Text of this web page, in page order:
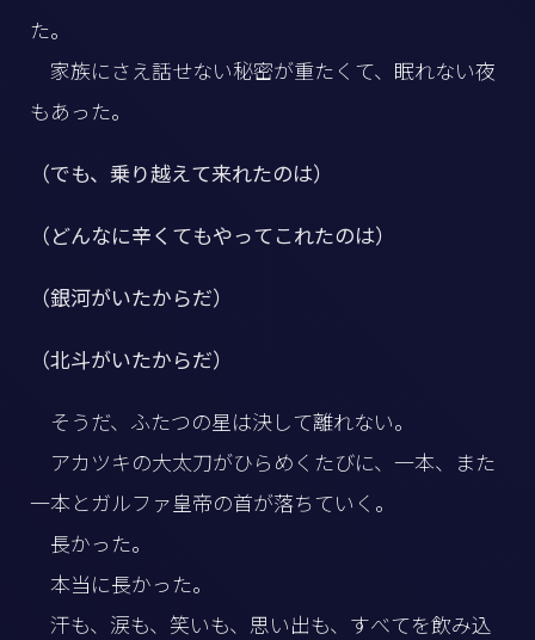
た。
家族にさえ話せない秘密が重たくて、眠れない夜
もあった。
（でも、乗り越えて来れたのは）
（どんなに辛くてもやってこれたのは）
（銀河がいたからだ）
（北斗がいたからだ）
そうだ、ふたつの星は決して離れない。
アカツキの大太刀がひらめくたびに、一本、また
一本とガルファ皇帝の首が落ちていく。
長かった。
本当に長かった。
汗も、涙も、笑いも、思い出も、すべてを飲み込